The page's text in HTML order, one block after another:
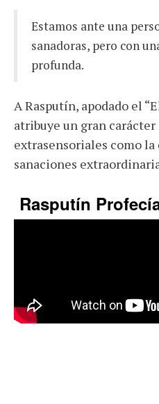
Estamos ante una
sanadoras, pero con
profunda.
A Rasputín, apodado el
atribuye un gran
extrasensoriales como
sanaciones
Rasputín